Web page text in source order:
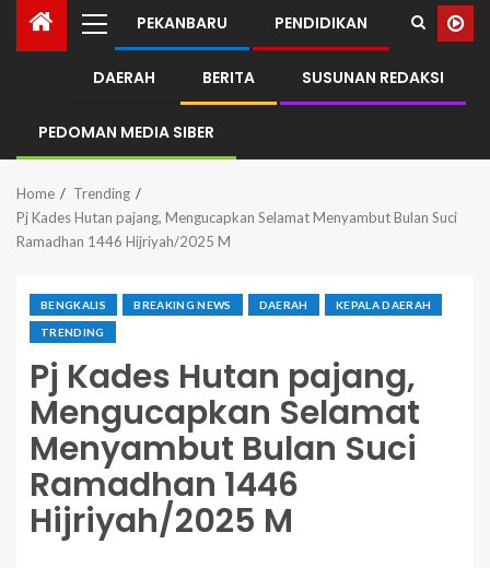
PEKANBARU PENDIDIKAN
DAERAH BERITA SUSUNAN REDAKSI
PEDOMAN MEDIA SIBER
Home
Trending
Pj Kades Hutan pajang, Mengucapkan Selamat Menyambut Bulan Suci
Ramadhan 1446 Hijriyah/2025 M
BENGKALIS BREAKING NEWS DAERAH KEPALA DAERAH
TRENDING
Pj Kades Hutan pajang,
Mengucapkan Selamat
Menyambut Bulan Suci
Ramadhan 1446
Hijriyah/2025 M